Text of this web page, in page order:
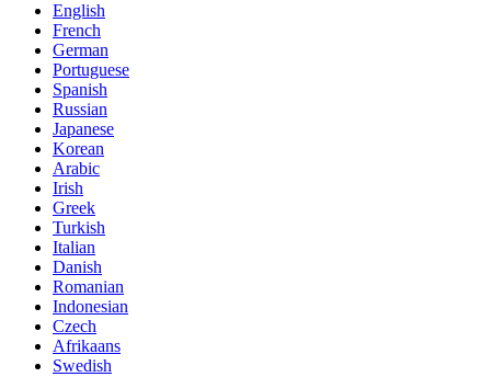
English
French
German
Portuguese
Spanish
Russian
Japanese
Korean
Arabic
Irish
Greek
Turkish
Italian
Danish
Romanian
Indonesian
Czech
Afrikaans
Swedish